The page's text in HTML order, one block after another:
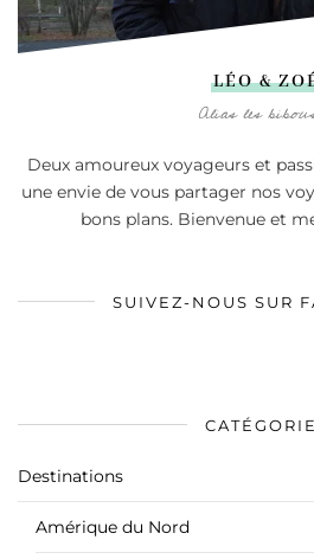
LÉO &
Alias les
Deux amoureux voyageurs et
une envie de vous partager nos
bons plans. Bienvenue et
SUIVEZ-NOUS SUR
Destinations
Amérique du Nord